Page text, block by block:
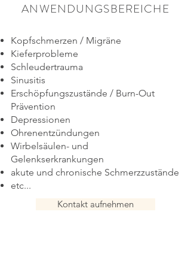
ANWENDUNGSBEREICHE
Kopfschmerzen / Migräne
Kieferprobleme
Schleudertrauma
Sinusitis
Erschöpfungszustände / Burn-Out
Prävention
Depressionen
Ohrenentzündungen
Wirbelsäulen- und
Gelenkserkrankungen
akute und chronische Schmerzzustände
etc...
Kontakt aufnehmen